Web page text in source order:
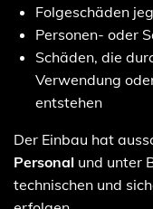
Folgeschäden
Personen- oder
Schäden, die
Verwendung
entstehen
Der Einbau hat
Personal und unter
technischen und